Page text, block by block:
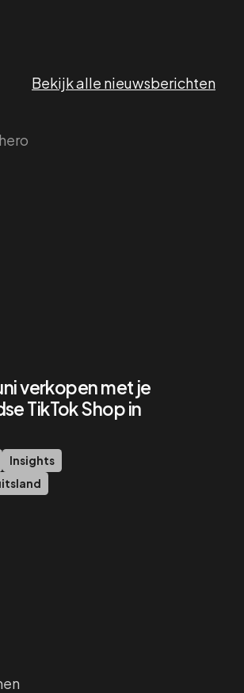
Bekijk alle nieuwsberichten
verkopen met je
TikTok Shop in
Insights